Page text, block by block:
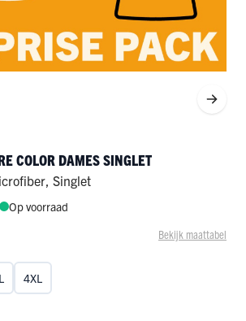
COLOR DAMES SINGLET
, Singlet
Op voorraad
Bekijk maattabel
4XL